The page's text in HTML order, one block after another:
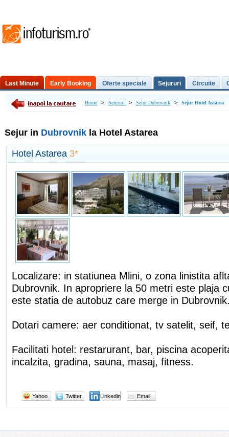
Last Minute Early Booking Oferte speciale Sejururi Circuite
Excursii de o zi Home > Sejururi > Sejur Dubrovnik > Sejur Hotel Astarea
Sejur in Dubrovnik la Hotel Astarea
Hotel Astarea 3*
Localizare: in statiunea Mlini, o zona linistita
Dubrovnik. In apropriere la 50 metri este plaja
este statia de autobuz care merge in
Dotari camere: aer conditionat, tv satelit, seif,
Facilitati hotel: restarurant, bar, piscina
incalzita, gradina, sauna, masaj, fitness.
Yahoo Twitter Linkedin Email